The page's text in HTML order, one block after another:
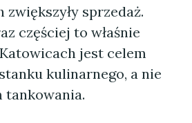
sprzedaż.
częściej to właśnie
jest celem
kulinarnego, a nie
tankowania.